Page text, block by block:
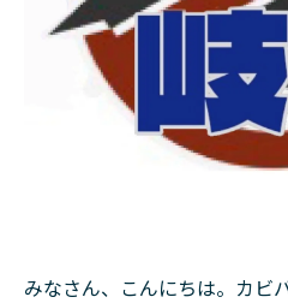
みなさん、こんにちは。カビ